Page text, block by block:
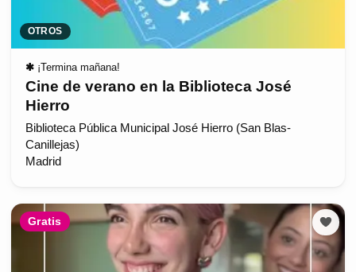
OTROS
✱ ¡Termina mañana!
Cine de verano en la Biblioteca José
Hierro
Biblioteca Pública Municipal José Hierro (San Blas-
Canillejas)
Madrid
Gratis